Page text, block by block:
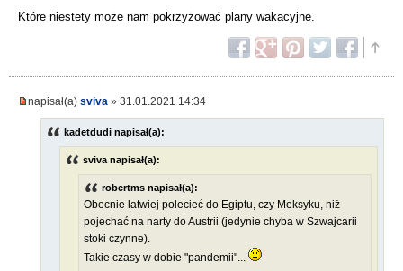
Które niestety może nam pokrzyżować plany wakacyjne.
napisał(a) sviva » 31.01.2021 14:34
kadetdudi napisał(a):
sviva napisał(a):
robertms napisał(a):
Obecnie łatwiej polecieć do Egiptu, czy Meksyku, niż
pojechać na narty do Austrii (jedynie chyba w Szwajcarii
stoki czynne).
Takie czasy w dobie "pandemii"...